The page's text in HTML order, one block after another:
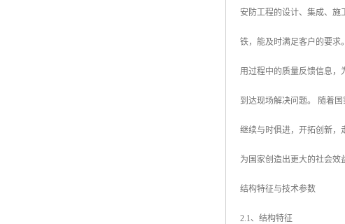
安防工程的设计、集成、施
铁，能及时满足客户的要求
用过程中的质量反馈信息
到达现场解决问题。 随着
继续与时俱进，开拓创新，
为国家创造出更大的社会效
结构特征与技术参数
2.1、结构特征